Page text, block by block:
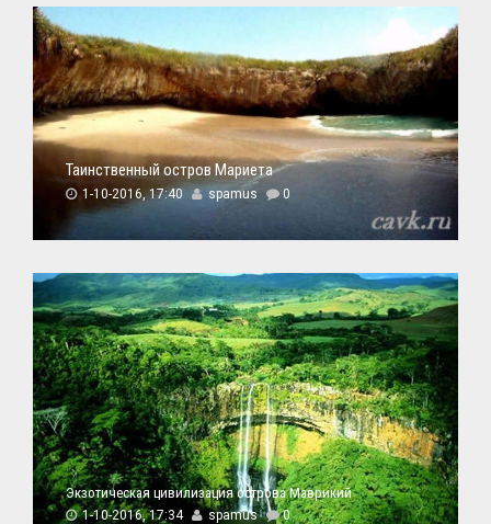
Таинственный остров Мариета
1-10-2016, 17:40 spamus 0
Экзотическая цивилизация острова Маврикий
1-10-2016, 17:34 spamus 0